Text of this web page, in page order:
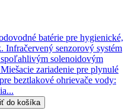
batérie pre hygienické,
Infračervený senzorový systém
spoľahlivým solenoidovým
zariadenie pre plynulé
beztlakové ohrievače vody:
do košíka